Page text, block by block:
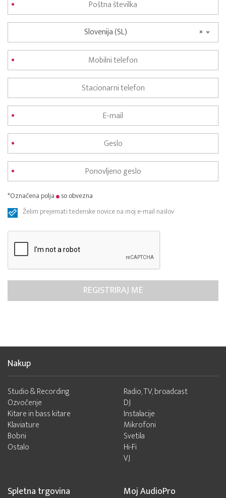
×
Slovenija (SL)
*Označena polja
so obvezna
Želim prejemati tedenske novice na moj e-mail naslov
Nakup
Studio & Recording
Ozvočenje
Kitare in bass kitare
Klaviature
Bobni
Ostalo
Radio, TV, broadcast
DJ
Instalacije
Mikrofoni
Svetila
Hi-Fi
VJ
Spletna trgovina Moj AudioPro